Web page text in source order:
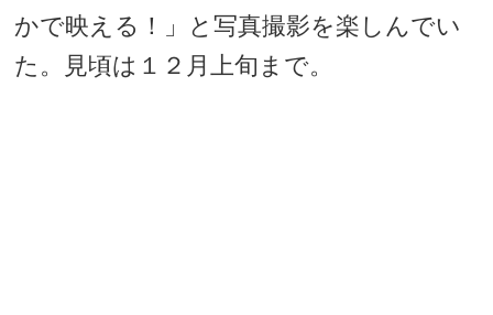
かで映える！」と写真撮影を楽しんでい
た。見頃は１２月上旬まで。